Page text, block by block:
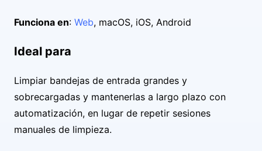
Funciona en: Web, macOS, iOS, Android
Ideal para
Limpiar bandejas de entrada grandes y
sobrecargadas y mantenerlas a largo plazo con
automatización, en lugar de repetir sesiones
manuales de limpieza.